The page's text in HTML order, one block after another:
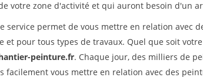
votre zone d'activité et qui auront besoin d'un
service permet de vous mettre en relation avec
et pour tous types de travaux. Quel que soit
peinture.fr. Chaque jour, des milliers de
facilement vous mettre en relation avec des